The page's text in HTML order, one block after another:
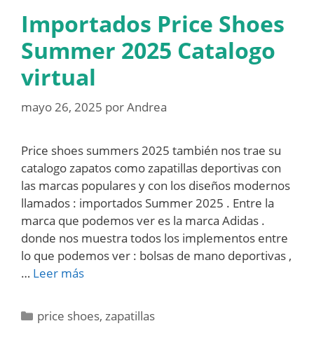
Importados Price Shoes
Summer 2025 Catalogo
virtual
mayo 26, 2025 porAndrea
Price shoes summers 2025 también nos trae su
catalogo zapatos como zapatillas deportivas con
las marcas populares y con los diseños modernos
llamados : importados Summer 2025 . Entre la
marca que podemos ver es la marca Adidas .
donde nos muestra todos los implementos entre
lo que podemos ver : bolsas de mano deportivas ,
… Leer más
Categorías
price shoes, zapatillas